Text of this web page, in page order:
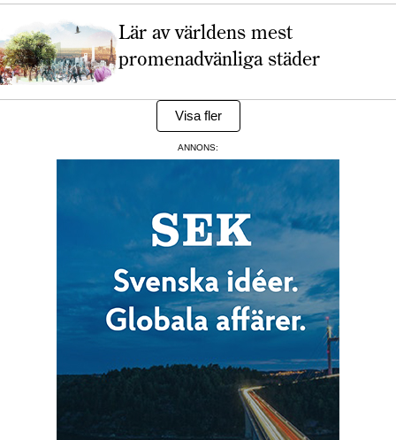
Lär av världens mest
promenadvänliga städer
Visa fler
ANNONS: